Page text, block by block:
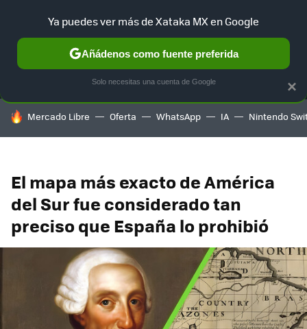
MENÚ NUEVO
GAMING HOME AUTO
HOY SE HABLA DE
Mercado Libre Oferta WhatsApp IA Nintendo
El mapa más exacto de América
del Sur fue considerado tan
preciso que España lo prohibió
×
Ya puedes ver más de Xataka MX en Google
Añádenos como fuente preferida
Solo necesitas una cuenta de Google